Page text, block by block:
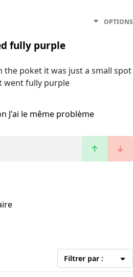
OPTIONS
fully purple
the poket it was just a small spot
went fully purple
J'ai le même problème
Filtrer par :